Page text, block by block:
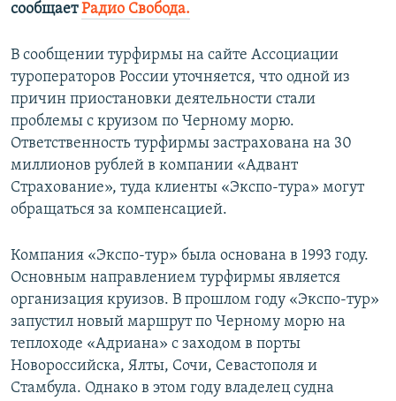
сообщаетРадио Свобода.
В сообщении турфирмы на сайте Ассоциации
туроператоров России уточняется, что одной из
причин приостановки деятельности стали
проблемы с круизом по Черному морю.
Ответственность турфирмы застрахована на 30
миллионов рублей в компании «Адвант
Страхование», туда клиенты «Экспо-тура» могут
обращаться за компенсацией.
Компания «Экспо-тур» была основана в 1993 году.
Основным направлением турфирмы является
организация круизов. В прошлом году «Экспо-тур»
запустил новый маршрут по Черному морю на
теплоходе «Адриана» с заходом в порты
Новороссийска, Ялты, Сочи, Севастополя и
Стамбула. Однако в этом году владелец судна